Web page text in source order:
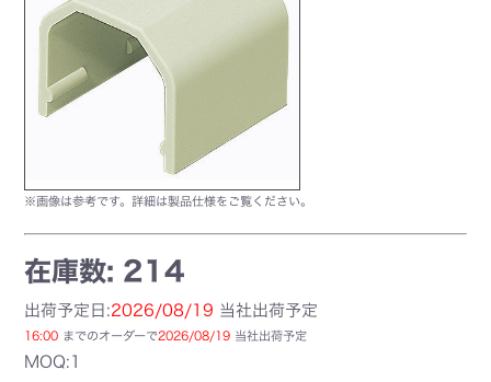
※画像は参考です。詳細は製品仕様をご覧ください。
在庫数: 214
出荷予定日:2026/08/19 当社出荷予定
16:00 までのオーダーで2026/08/19 当社出荷予定
MOQ:1